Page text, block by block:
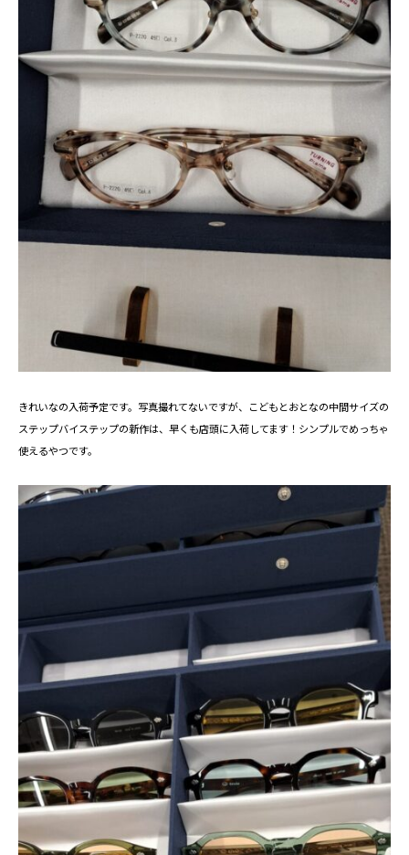
きれいなの入荷予定です。写真撮れてないですが、こどもとおとなの中間サイズの
ステップバイステップの新作は、早くも店頭に入荷してます！シンプルでめっちゃ
使えるやつです。